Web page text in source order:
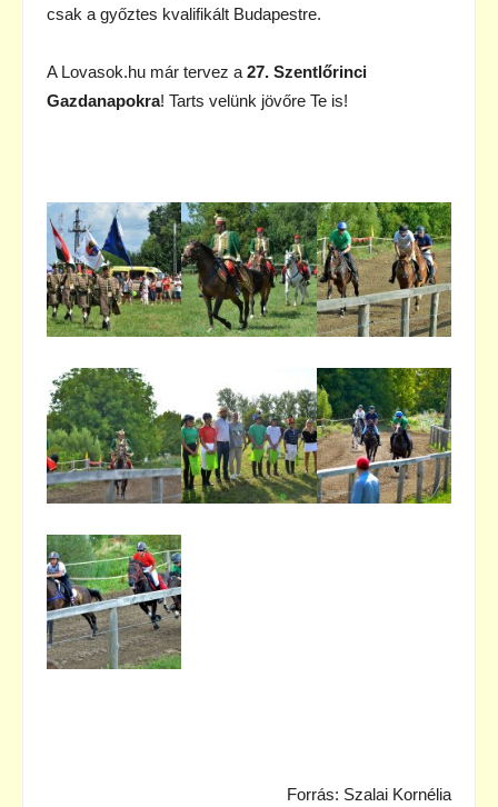
csak a győztes kvalifikált Budapestre.
A Lovasok.hu már tervez a 27. Szentlőrinci
Gazdanapokra! Tarts velünk jövőre Te is!
Forrás: Szalai Kornélia